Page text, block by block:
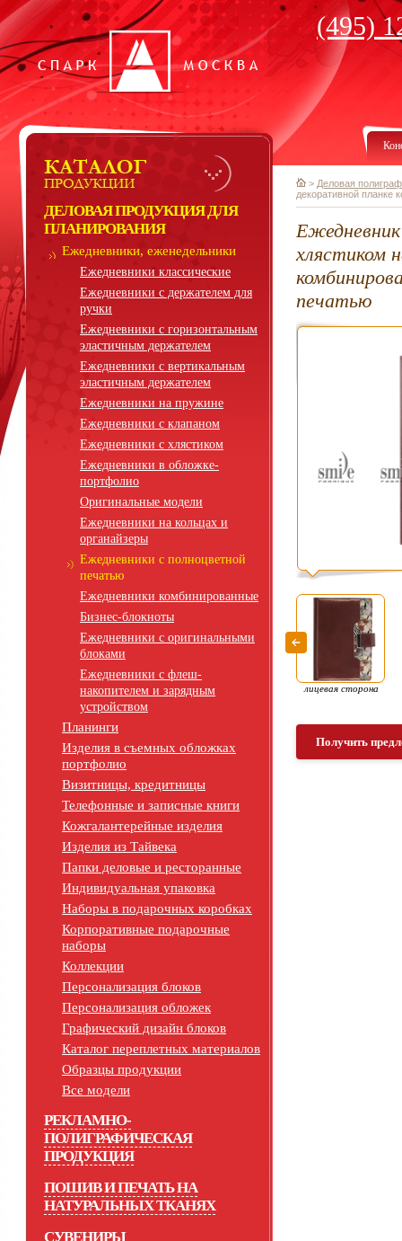
(495)
ДЕЛОВАЯ ПРОДУКЦИЯ ДЛЯ
ПЛАНИРОВАНИЯ
Ежедневники, еженедельники
Ежедневники классические
Ежедневники с держателем для
ручки
Ежедневники с горизонтальным
эластичным держателем
Ежедневники с вертикальным
эластичным держателем
Ежедневники на пружине
Ежедневники с клапаном
Ежедневники с хлястиком
Ежедневники в обложке-
портфолио
Оригинальные модели
Ежедневники на кольцах и
органайзеры
Ежедневники с полноцветной
печатью
Ежедневники комбинированные
Бизнес-блокноты
Ежедневники с оригинальными
блоками
Ежедневники с флеш-
накопителем и зарядным
устройством
Планинги
Изделия в съемных обложках
портфолио
Визитницы, кредитницы
Телефонные и записные книги
Кожгалантерейные изделия
Изделия из Тайвека
Папки деловые и ресторанные
Индивидуальная упаковка
Наборы в подарочных коробках
Корпоративные подарочные
наборы
Коллекции
Персонализация блоков
Персонализация обложек
Графический дизайн блоков
Каталог переплетных материалов
Образцы продукции
Все модели
РЕКЛАМНО-
ПОЛИГРАФИЧЕСКАЯ
ПРОДУКЦИЯ
ПОШИВ И ПЕЧАТЬ НА
НАТУРАЛЬНЫХ ТКАНЯХ
СУВЕНИРЫ
> Деловая
декоративной планке
хлястиком
печатью
лицевая сторона
Получить